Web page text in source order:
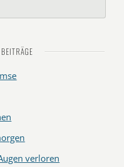
verloren